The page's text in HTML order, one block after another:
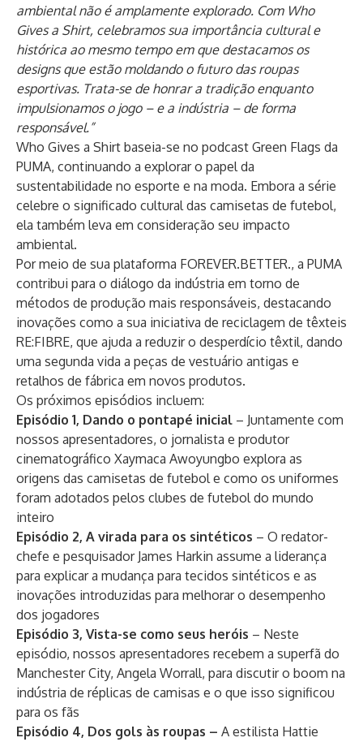
ambiental não é amplamente explorado. Com Who
Gives a Shirt, celebramos sua importância cultural e
histórica ao mesmo tempo em que destacamos os
designs que estão moldando o futuro das roupas
esportivas. Trata-se de honrar a tradição enquanto
impulsionamos o jogo – e a indústria – de forma
responsável.”
Who Gives a Shirt baseia-se no podcast Green Flags da
PUMA, continuando a explorar o papel da
sustentabilidade no esporte e na moda. Embora a série
celebre o significado cultural das camisetas de futebol,
ela também leva em consideração seu impacto
ambiental.
Por meio de sua plataforma FOREVER.BETTER., a PUMA
contribui para o diálogo da indústria em torno de
métodos de produção mais responsáveis, destacando
inovações como a sua iniciativa de reciclagem de têxteis
RE:FIBRE, que ajuda a reduzir o desperdício têxtil, dando
uma segunda vida a peças de vestuário antigas e
retalhos de fábrica em novos produtos.
Os próximos episódios incluem:
Episódio 1, Dando o pontapé inicial – Juntamente com
nossos apresentadores, o jornalista e produtor
cinematográfico Xaymaca Awoyungbo explora as
origens das camisetas de futebol e como os uniformes
foram adotados pelos clubes de futebol do mundo
inteiro
Episódio 2, A virada para os sintéticos – O redator-
chefe e pesquisador James Harkin assume a liderança
para explicar a mudança para tecidos sintéticos e as
inovações introduzidas para melhorar o desempenho
dos jogadores
Episódio 3, Vista-se como seus heróis – Neste
episódio, nossos apresentadores recebem a superfã do
Manchester City, Angela Worrall, para discutir o boom na
indústria de réplicas de camisas e o que isso significou
para os fãs
Episódio 4, Dos gols às roupas – A estilista Hattie